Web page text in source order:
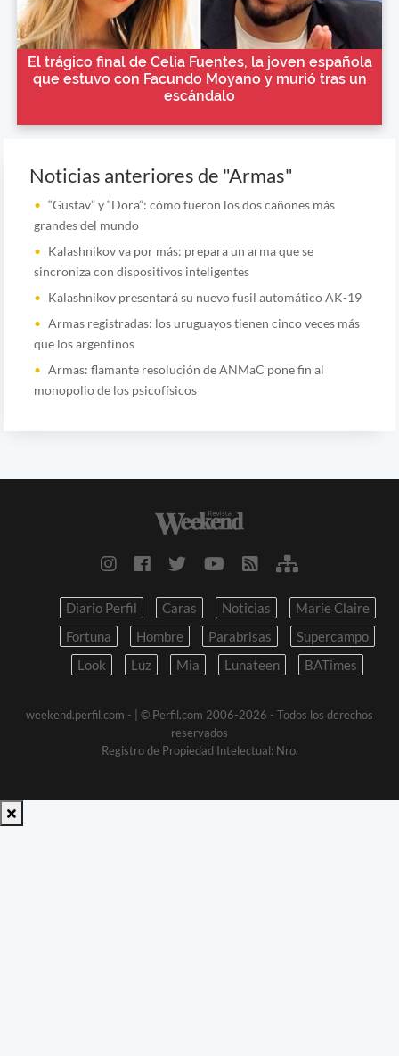
El trágico final de Celia Fuentes, la joven española
que estuvo con Facundo Moyano y murió tras un
escándalo
Noticias anteriores de "Armas"
“Gustav” y “Dora”: cómo fueron los dos cañones más
grandes del mundo
Kalashnikov va por más: prepara un arma que se
sincroniza con dispositivos inteligentes
Kalashnikov presentará su nuevo fusil automático AK-19
Armas registradas: los uruguayos tienen cinco veces más
que los argentinos
Armas: flamante resolución de ANMaC pone fin al
monopolio de los psicofísicos
Diario Perfil Caras Noticias
Marie Claire
Fortuna
Hombre Parabrisas
Supercampo
Look
Luz Mia Lunateen BATimes
weekend.perfil.com -
| © Perfil.com 2006-2026 - Todos los derechos
reservados
Registro de Propiedad Intelectual: Nro.